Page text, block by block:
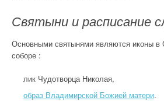
Святыни и расписание
Основными святынями являются иконы в
соборе :
лик Чудотворца Николая,
образ Владимирской Божией матери.